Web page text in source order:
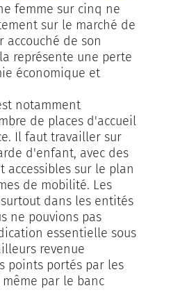
femme sur cinq ne
sur le marché de
accouché de son
représente une perte
économique et
notamment
de places d'accueil
Il faut travailler sur
d'enfant, avec des
accessibles sur le plan
de mobilité. Les
dans les entités
ne pouvions pas
essentielle sous
revenue
points portés par les
par le banc